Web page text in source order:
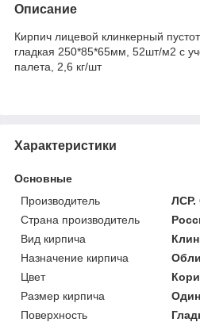
Описание
Кирпич лицевой клинкерный
гладкая 250*85*65мм, 52шт/м2 с
палета, 2,6 кг/шт
Характеристики
Основные
Производитель
ЛСР.
Страна производитель
Вид кирпича
Назначение кирпича
Цвет
Размер кирпича
Поверхность